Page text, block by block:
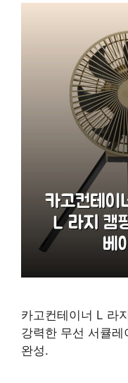
카고컨테이너 L 라
강력한 무선 서큘
완성.